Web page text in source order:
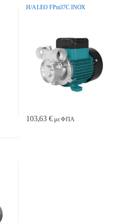
H/A LEO FPm37C INOX
103,63€με ΦΠΑ